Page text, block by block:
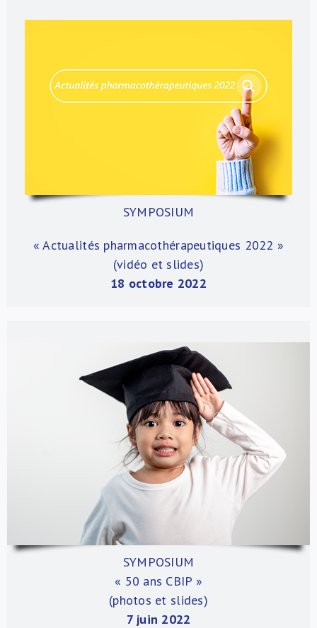
SYMPOSIUM
« Actualités pharmacothérapeutiques 2022 »
(vidéo et slides)
18 octobre 2022
SYMPOSIUM
« 50 ans CBIP »
(photos et slides)
7 juin 2022